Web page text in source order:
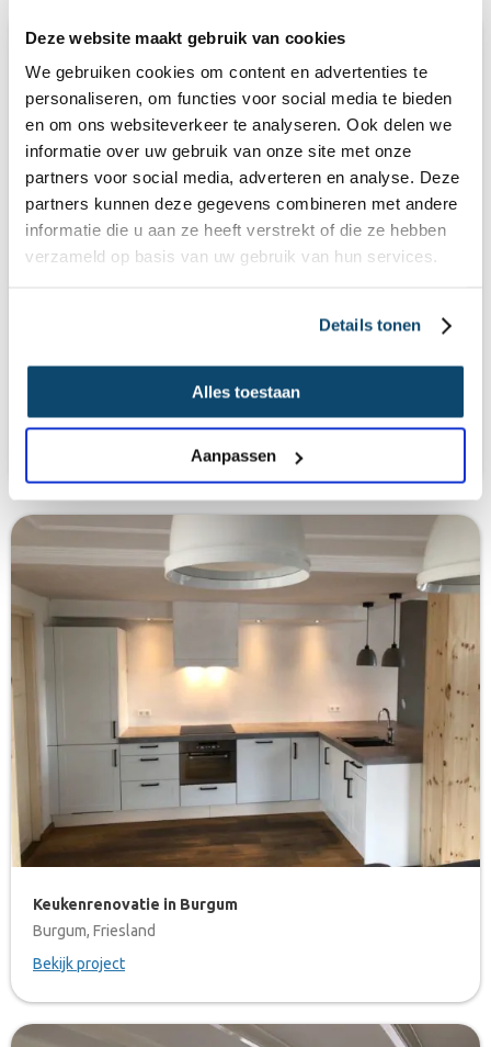
Deze website maakt gebruik van cookies
We gebruiken cookies om content en advertenties te
personaliseren, om functies voor social media te bieden
en om ons websiteverkeer te analyseren. Ook delen we
informatie over uw gebruik van onze site met onze
partners voor social media, adverteren en analyse. Deze
partners kunnen deze gegevens combineren met andere
informatie die u aan ze heeft verstrekt of die ze hebben
verzameld op basis van uw gebruik van hun services.
Details tonen
Alles toestaan
Aanpassen
Keukenrenovatie in Dronten
Dronten, Flevoland
Keukenrenovatie in Burgum
Burgum, Friesland
Bekijk project